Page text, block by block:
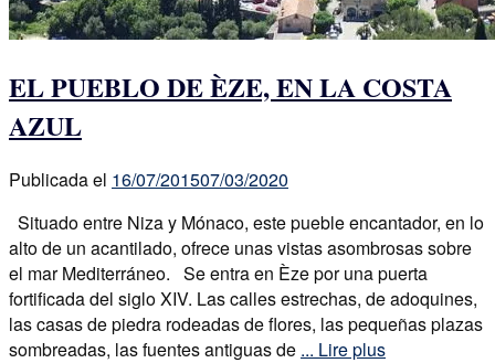
EL PUEBLO DE ÈZE, EN LA COSTA
AZUL
Publicada el 16/07/201507/03/2020
Situado entre Niza y Mónaco, este pueble encantador, en lo
alto de un acantilado, ofrece unas vistas asombrosas sobre
el mar Mediterráneo. Se entra en Èze por una puerta
fortificada del siglo XIV. Las calles estrechas, de adoquines,
las casas de piedra rodeadas de flores, las pequeñas plazas
sombreadas, las fuentes antiguas de ... Lire plus